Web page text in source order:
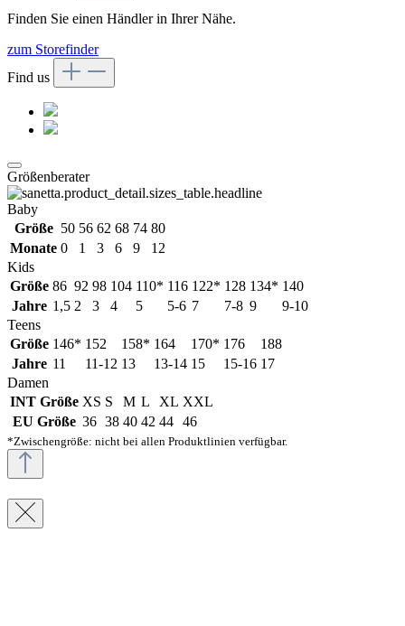
Finden Sie einen Händler in Ihrer Nähe.
zum Storefinder
Find us
Größenberater
Baby
Größe 50 56 62 68 74 80
Monate 0 1 3 6 9
12
Kids
Größe 86 92 98 104 110* 116 122* 128 134* 140
Jahre 1,5 2 3 4 5 5-6 7 7-8 9
9-10
Teens
Größe 146* 152 158* 164 170* 176
188
Jahre 11 11-12 13 13-14 15 15-16 17
Damen
INT Größe XS S M L XL XXL
EU Größe 36 38 40 42 44 46
*Zwischengröße: nicht bei allen Produktlinien verfügbar.